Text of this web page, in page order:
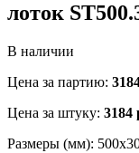
лоток
В наличии
Цена за партию:
Цена за штуку: 3184
Размеры (мм):